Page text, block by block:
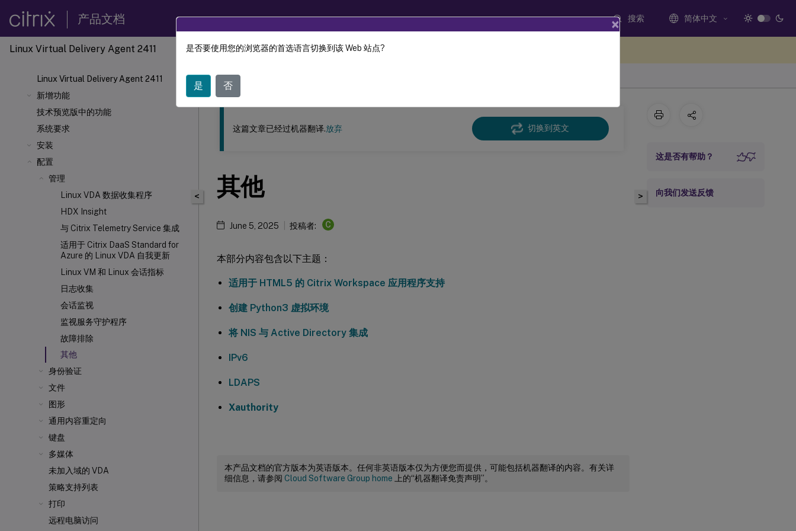
产品文档 搜索 简体中文
Linux Virtual Delivery Agent 2411
Linux Virtual Delivery Agent 2411
新增功能
技术预览版中的功能
系统要求
安装
配置
管理
Linux VDA 数据收集程序
HDX Insight
与 Citrix Telemetry Service 集成
适用于 Citrix DaaS Standard for
Azure 的 Linux VDA 自我更新
Linux VM 和 Linux 会话指标
日志收集
会话监视
监视服务守护程序
故障排除
其他
身份验证
文件
图形
通用内容重定向
键盘
多媒体
未加入域的 VDA
策略支持列表
打印
远程电脑访问
此内容已经过机器动态翻译。
<
这篇文章已经过机器翻译.放弃 切换到英文
其他
June 5, 2025 投稿者: C
本部分内容包含以下主题：
适用于 HTML5 的 Citrix Workspace 应用程序支持
创建 Python3 虚拟环境
将 NIS 与 Active Directory 集成
IPv6
LDAPS
Xauthority
本产品文档的官方版本为英语版本。任何非英语版本仅为方便您而提供，可能包括机器翻译的内容。有关详
细信息，请参阅 Cloud Software Group home 上的“机器翻译免责声明”。
>
这是否有帮助？
向我们发送反馈
×
是否要使用您的浏览器的首选语言切换到该 Web 站点?
是 否